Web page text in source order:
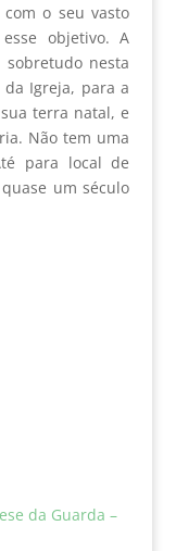
o seu vasto
objetivo. A
sobretudo nesta
Igreja, para a
terra natal, e
Não tem uma
para local de
um século
da Guarda –